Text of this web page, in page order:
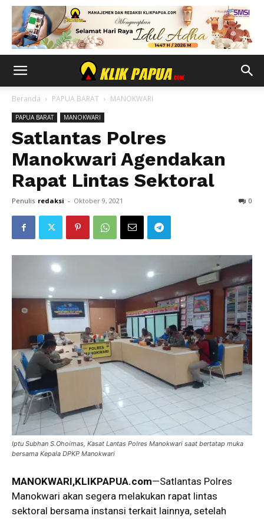
Beranda PAPUA BARAT MANOKWARI
PAPUA BARAT MANOKWARI
Satlantas Polres
Manokwari Agendakan
Rapat Lintas Sektoral
Penulis redaksi - Oktober 9, 2021 0
Iptu Subhan S.Ohoimas, Kasat Lantas Polres Manokwari saat bertatap muka
bersama Kepala DPKP Manokwari
MANOKWARI,KLIKPAPUA.com—Satlantas Polres
Manokwari akan segera melakukan rapat lintas
sektoral bersama instansi terkait lainnya, setelah